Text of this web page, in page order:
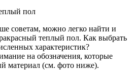
советам, можно легко найти и
теплый пол. Как выбрать
характеристик?
на обозначения, которые
материал (см. фото ниже).